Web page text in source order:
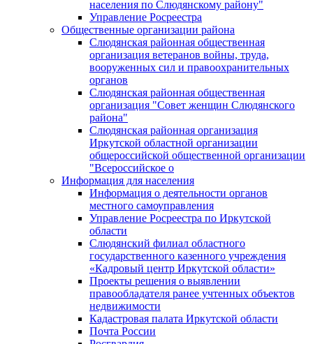
населения по Слюдянскому району"
Управление Росреестра
Общественные организации района
Слюдянская районная общественная
организация ветеранов войны, труда,
вооруженных сил и правоохранительных
органов
Слюдянская районная общественная
организация "Совет женщин Слюдянского
района"
Слюдянская районная организация
Иркутской областной организации
общероссийской общественной организации
"Всероссийское о
Информация для населения
Информация о деятельности органов
местного самоуправления
Управление Росреестра по Иркутской
области
Слюдянский филиал областного
государственного казенного учреждения
«Кадровый центр Иркутской области»
Проекты решения о выявлении
правообладателя ранее учтенных объектов
недвижимости
Кадастровая палата Иркутской области
Почта России